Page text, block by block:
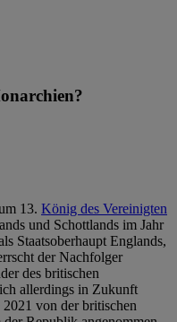
13. König des Vereinigten
und Schottlands im Jahr
Staatsoberhaupt Englands,
der Nachfolger
des britischen
allerdings in Zukunft
von der britischen